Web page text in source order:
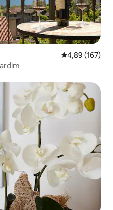
4,89 de uma
4,89 (167)
hóspedes